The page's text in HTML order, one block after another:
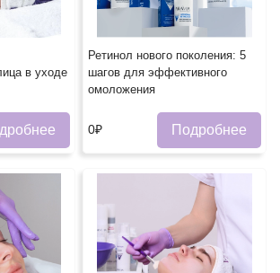
в уходе
Ретинол нового поколения: 5
шагов для эффективного
омоложения
0₽ Подробнее